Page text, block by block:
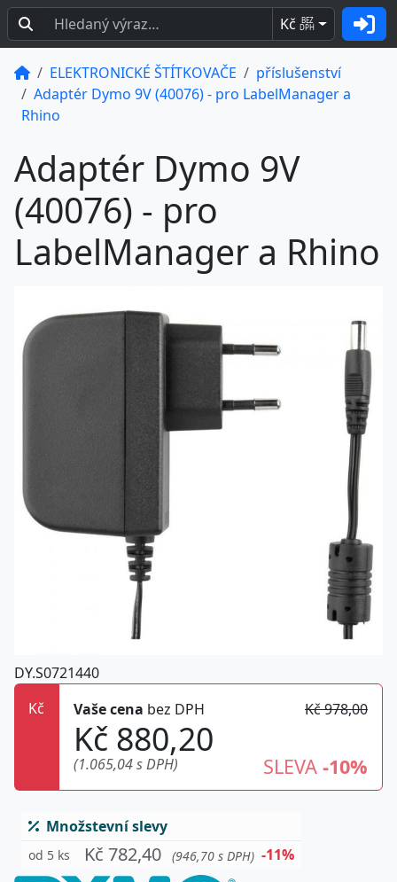
Kč BEZ
DPH
ELEKTRONICKÉ ŠTÍTKOVAČE
příslušenství
Adaptér Dymo 9V (40076) - pro LabelManager a
Rhino
Adaptér Dymo 9V
(40076) - pro
LabelManager a Rhino
DY.S0721440
Kč
Vaše cena bez DPH Kč 978,00
Kč 880,20
(1.065,04 s DPH) SLEVA -10%
Množstevní slevy
od 5 ks Kč 782,40 (946,70 s DPH) -11%